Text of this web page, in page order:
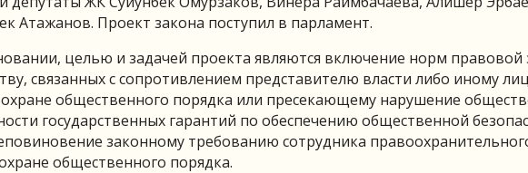
Атажанов. Проект закона поступил в парламент.
целью и задачей проекта являются включение норм
связанных с сопротивлением представителю власти либо иному
общественного порядка или пресекающему нарушение
государственных гарантий по обеспечению общественной
законному требованию сотрудника
общественного порядка.